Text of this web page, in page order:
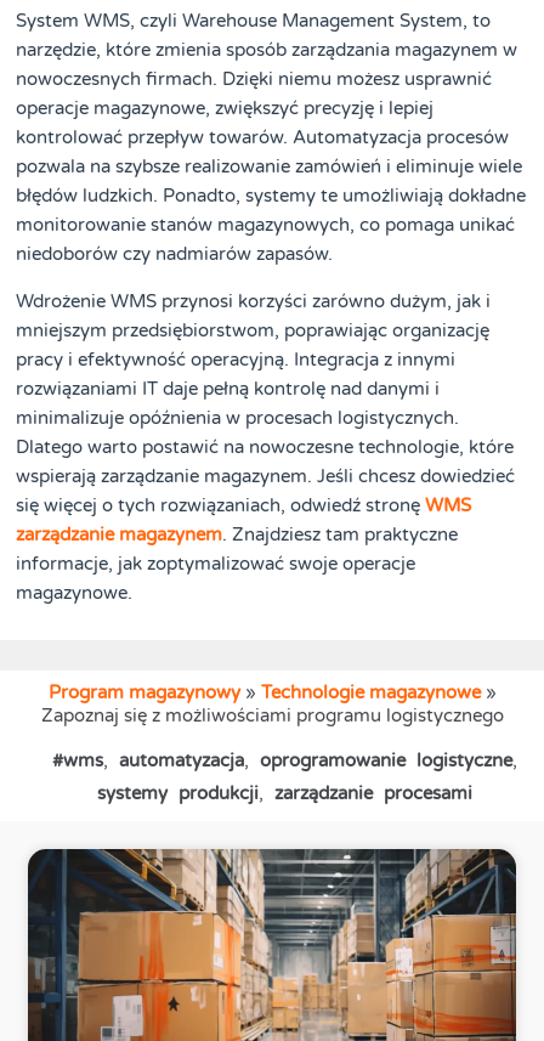
System WMS, czyli Warehouse Management System, to
narzędzie, które zmienia sposób zarządzania magazynem w
nowoczesnych firmach. Dzięki niemu możesz usprawnić
operacje magazynowe, zwiększyć precyzję i lepiej
kontrolować przepływ towarów. Automatyzacja procesów
pozwala na szybsze realizowanie zamówień i eliminuje wiele
błędów ludzkich. Ponadto, systemy te umożliwiają dokładne
monitorowanie stanów magazynowych, co pomaga unikać
niedoborów czy nadmiarów zapasów.
Wdrożenie WMS przynosi korzyści zarówno dużym, jak i
mniejszym przedsiębiorstwom, poprawiając organizację
pracy i efektywność operacyjną. Integracja z innymi
rozwiązaniami IT daje pełną kontrolę nad danymi i
minimalizuje opóźnienia w procesach logistycznych.
Dlatego warto postawić na nowoczesne technologie, które
wspierają zarządzanie magazynem. Jeśli chcesz dowiedzieć
się więcej o tych rozwiązaniach, odwiedź stronęWMS
zarządzanie magazynem. Znajdziesz tam praktyczne
informacje, jak zoptymalizować swoje operacje
magazynowe.
Program magazynowy» Technologie magazynowe»
Zapoznaj się z możliwościami programu logistycznego
#wms, automatyzacja, oprogramowanie logistyczne,
systemy produkcji, zarządzanie procesami